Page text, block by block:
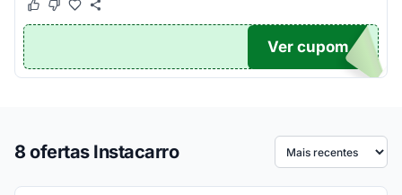
Este cupom funcionou
Este cupom não funcionou
DIGO
Ver cupom
8 ofertas Instacarro Ordenar por